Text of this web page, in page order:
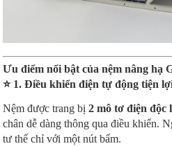
Ưu điểm nổi bật của nệm nâng hạ
⭐ 1. Điều khiển điện tự động tiện
Nệm được trang bị2 mô tơ điện độc
chân dễ dàng thông qua điều khiển.
tư thế chỉ với một nút bấm.